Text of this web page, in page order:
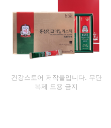
건강스토어 저작물입니다. 무단
복제 도용 금지